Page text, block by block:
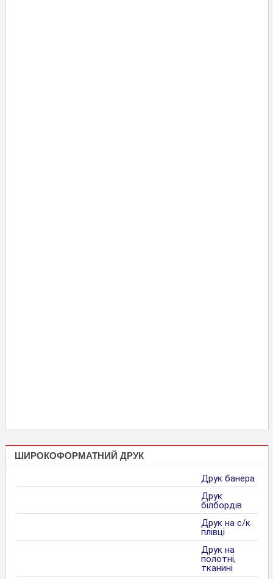
ШИРОКОФОРМАТНИЙ ДРУК
Друк банера
Друк
білбордів
Друк на с/к
плівці
Друк на
полотні,
тканині